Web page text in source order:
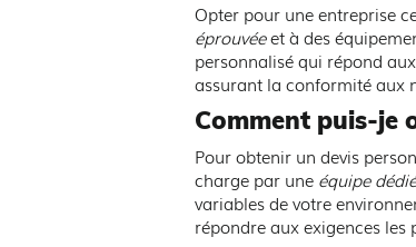
Opter pour une entreprise
éprouvéeet à des
personnalisé qui répond
assurant la conformité aux
Comment puis-je
Pour obtenir un devis
charge par une équipe
variables de votre
répondre aux exigences les